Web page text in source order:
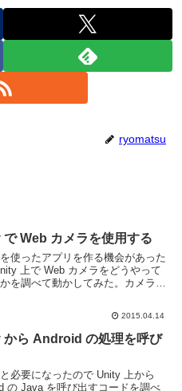
ryomatsu
Web カメラを使用する
使ったアプリを作る機会があった
上で Web カメラをどうやって
を調べて動かしてみた。カメラの
2015.04.14
から Android の処理を呼び
必要になったので Unity 上から
の Java を呼び出すコードを調べ